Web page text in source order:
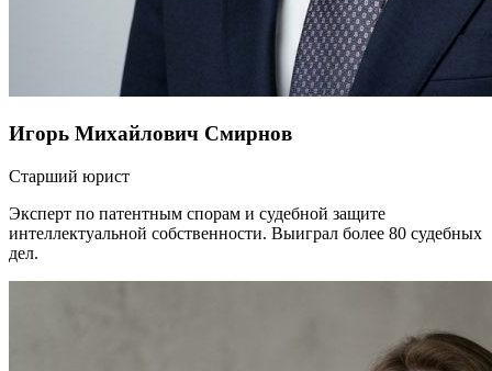
Игорь Михайлович Смирнов
Старший юрист
Эксперт по патентным спорам и судебной защите
интеллектуальной собственности. Выиграл более 80 судебных
дел.